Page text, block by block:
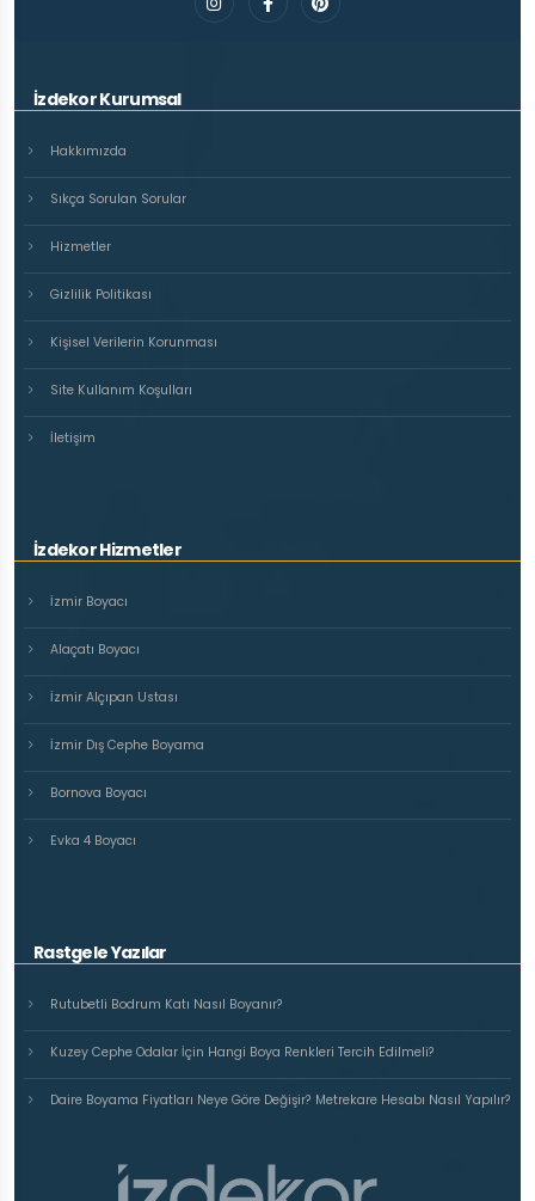
İzdekor Kurumsal
Hakkımızda
Sıkça Sorulan Sorular
Hizmetler
Gizlilik Politikası
Kişisel Verilerin Korunması
Site Kullanım Koşulları
İletişim
İzdekor Hizmetler
İzmir Boyacı
Alaçatı Boyacı
İzmir Alçıpan Ustası
İzmir Dış Cephe Boyama
Bornova Boyacı
Evka 4 Boyacı
Rastgele Yazılar
Rutubetli Bodrum Katı Nasıl Boyanır?
Kuzey Cephe Odalar İçin Hangi Boya Renkleri Tercih Edilmeli?
Daire Boyama Fiyatları Neye Göre Değişir? Metrekare Hesabı Nasıl Yapılır?